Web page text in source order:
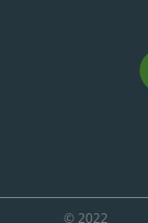
© 2022